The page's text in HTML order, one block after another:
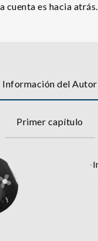
cuenta es hacia atrás.
Información del Autor
Primer capítulo